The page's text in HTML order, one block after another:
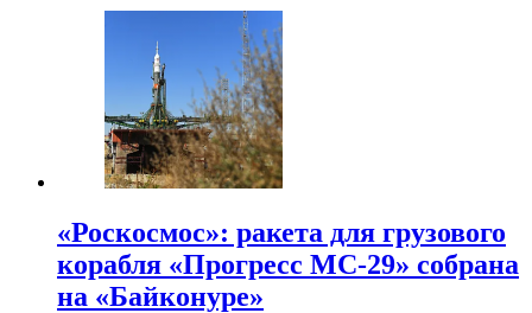
«Роскосмос»: ракета для грузового
корабля «Прогресс МС-29» собрана
на «Байконуре»